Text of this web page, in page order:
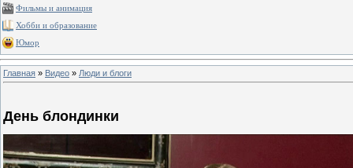
Фильмы и анимация
Хобби и образование
Юмор
Главная » Видео » Люди и блоги
День блондинки